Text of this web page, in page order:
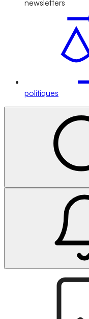
newsletters
politiques